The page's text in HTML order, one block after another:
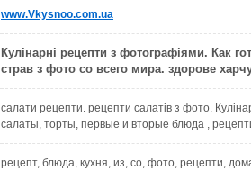
www.Vkysnoo.com.ua
Кулінарні рецепти з фотографіями. Как
страв з фото со всего мира. здорове
салати рецепти. рецепти салатів з фото.
салаты, торты, первые и вторые блюда ,
рецепт, блюда, кухня, из, со, фото, рецепти,